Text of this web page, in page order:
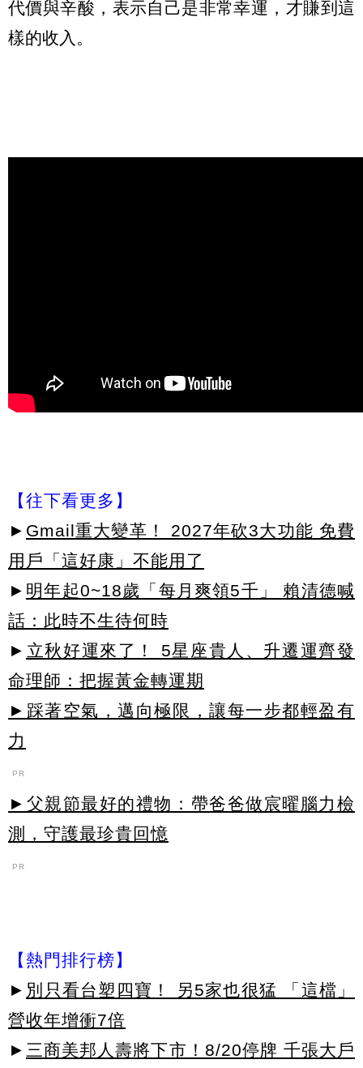
代價與辛酸，表示自己是非常幸運，才賺到這
樣的收入。
【往下看更多】
► Gmail重大變革！ 2027年砍3大功能 免費
用戶「這好康」不能用了
► 明年起0~18歲「每月爽領5千」 賴清德喊
話：此時不生待何時
► 立秋好運來了！ 5星座貴人、升遷運齊發
命理師：把握黃金轉運期
►踩著空氣，邁向極限，讓每一步都輕盈有
力
PR
►父親節最好的禮物：帶爸爸做宸曜腦力檢
測，守護最珍貴回憶
PR
【熱門排行榜】
► 別只看台塑四寶！ 另5家也很猛 「這檔」
營收年增衝7倍
► 三商美邦人壽將下市！8/20停牌 千張大戶